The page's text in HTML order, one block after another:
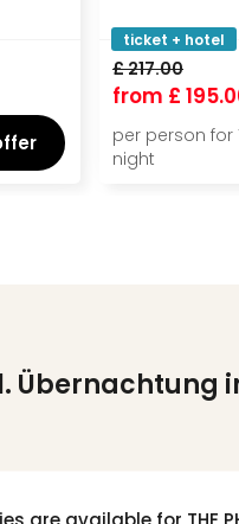
ticket + hotel
£ 217.00
from £
per person for
night